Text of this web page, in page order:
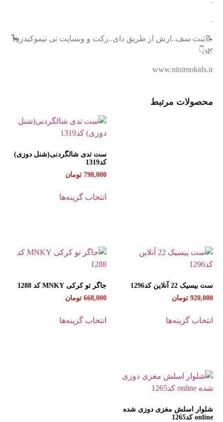
.
📝ثبت سف..ارش از طریق دای..رکت و وبسایت نی نیموکیدز🦕
🌿👇
www.ninimokids.ir
محصولات مرتبط
ست تدی شالگردنی(شنل دوزی)
کد1319
798,000 تومان
انتخاب گزینه‌ها
ست بیسیک 22 آنلاین کد1296
920,000 تومان
انتخاب گزینه‌ها
جاگر تو کرکی MNKY کد 1288
668,000 تومان
انتخاب گزینه‌ها
شلوار اسلش مغزی دوزی شده
online کد1265